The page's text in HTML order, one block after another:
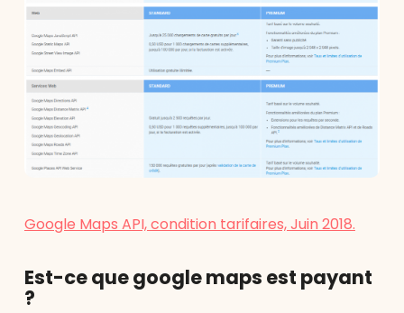
Google Maps API, condition tarifaires, Juin 2018.
Est-ce que google maps est payant
?